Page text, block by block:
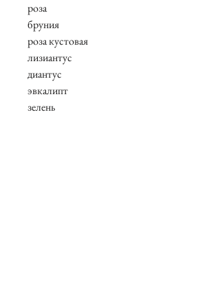
роза
бруния
роза кустовая
лизиантус
диантус
эвкалипт
зелень